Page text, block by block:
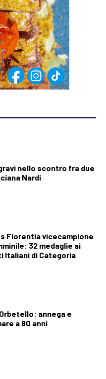
nello scontro fra due
Nardi
Florentia vicecampione
32 medaglie ai
Italiani di Categoria
annega e
a 80 anni